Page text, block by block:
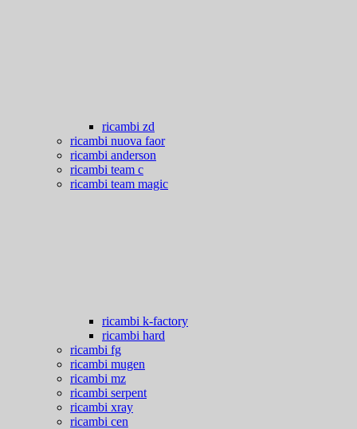
ricambi zd
ricambi nuova faor
ricambi anderson
ricambi team c
ricambi team magic
ricambi k-factory
ricambi hard
ricambi fg
ricambi mugen
ricambi mz
ricambi serpent
ricambi xray
ricambi cen